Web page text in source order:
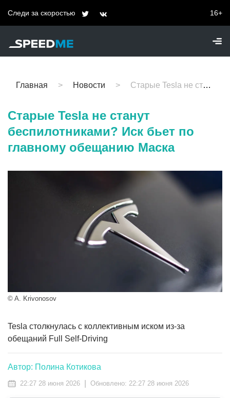
Следи за скоростью 16+
Главная Новости Старые Tesla не станут беспилотниками? Иск бьет по главному обещанию Маска
Старые Tesla не станут
беспилотниками? Иск бьет по
главному обещанию Маска
© A. Krivonosov
Tesla столкнулась с коллективным иском из-за
обещаний Full Self-Driving
Автор: Полина Котикова
22:27 28 июня 2026 Обновлено: 22:27 28 июня 2026